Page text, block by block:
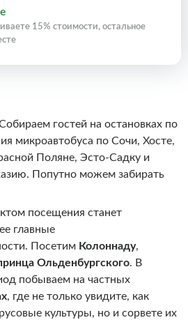
15% стоимости, остальное
гостей на остановках по
микроавтобуса по Сочи, Хосте,
Поляне, Эсто-Садку и
Попутно можем забирать
посещения станет
главные
Посетим Колоннаду,
Ольденбургского. В
побываем на частных
, где не только увидите, как
культуры, но и сорвете их